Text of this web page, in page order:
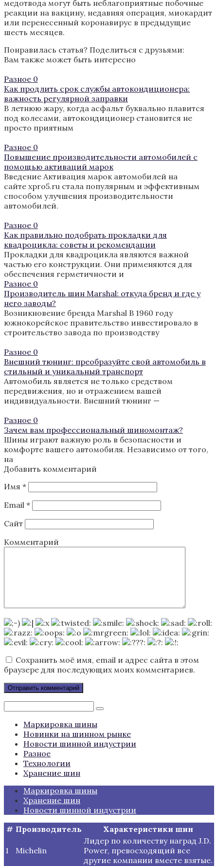
медотвода могут быть неблагоприятные побочные
реакции на вакцину, недавняя операция, миокардит
или перенесенный коронавирус в предыдущие
шесть месяцев.
Понравилась статья? Поделиться с друзьями:
Вам также может быть интересно
Разное 0
Как продлить срок службы автокондиционера:
важность регулярной заправки
В летнюю жару, когда асфальт буквально плавится
под колесами, автокондиционер становится не
просто приятным
Разное 0
Повышение производительности автомобилей с
помощью активаций марок
Введение Активация марок автомобилей на
сайте xpro5.ru стала популярным и эффективным
способом улучшения производительности
автомобилей.
Разное 0
Как правильно подобрать прокладки для
квадроцикла: советы и рекомендации
Прокладки для квадроцикла являются важной
частью его конструкции. Они применяются для
обеспечения герметичности и
Разное 0
Производитель шин Marshal: откуда бренд и где у
него заводы?
Возникновение бренда Marshal В 1960 году
южнокорейское правительство инвестировало в
строительство завода по производству
Разное 0
Внешний тюнинг: преобразуйте свой автомобиль в
стильный и уникальный транспорт
Автомобиль является не только средством
передвижения, но и отражением вашей
индивидуальности. Внешний тюнинг —
Разное 0
Зачем вам профессиональный шиномонтаж?
Шины играют важную роль в безопасности и
комфорте вашего автомобиля. Независимо от того,
на
Добавить комментарий
Имя *
Email *
Сайт
Комментарий
Сохранить моё имя, email и адрес сайта в этом
браузере для последующих моих комментариев.
Поиск:
Маркировка шины
Новинки на шинном рынке
Новости шинной индустрии
Разное
Технологии
Хранение шин
Маркировка шины
Хранение шин
Новости шинной индустрии
# Производитель Характеристики шин
1 Michelin
Лидер по количеству наград J.D.
Power, превосходящий все
другие компании вместе взятые.